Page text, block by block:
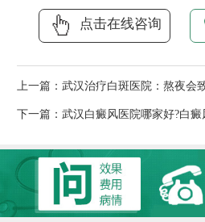
点击在线咨询
上一篇： 武汉治疗白斑医院：熬夜会
下一篇： 武汉白癜风医院哪家好?白